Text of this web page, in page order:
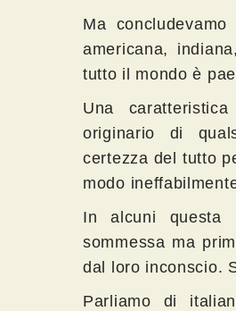
Ma
americana,
tutto il mondo è
Una
originario di
certezza del tutto
modo
In alcuni questa
sommessa ma
dal loro inconscio.
Parliamo di